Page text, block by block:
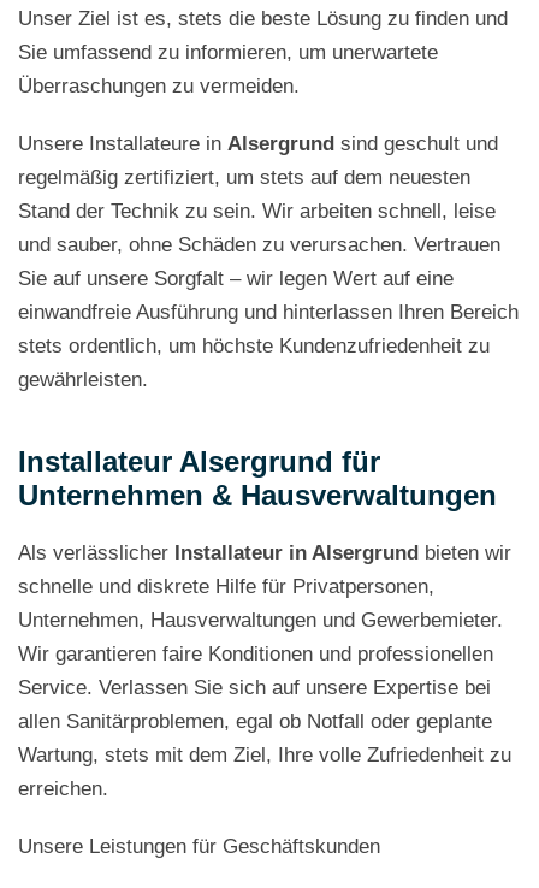
Unser Ziel ist es, stets die beste Lösung zu finden und
Sie umfassend zu informieren, um unerwartete
Überraschungen zu vermeiden.
Unsere Installateure in Alsergrund sind geschult und
regelmäßig zertifiziert, um stets auf dem neuesten
Stand der Technik zu sein. Wir arbeiten schnell, leise
und sauber, ohne Schäden zu verursachen. Vertrauen
Sie auf unsere Sorgfalt – wir legen Wert auf eine
einwandfreie Ausführung und hinterlassen Ihren Bereich
stets ordentlich, um höchste Kundenzufriedenheit zu
gewährleisten.
Installateur Alsergrund für
Unternehmen & Hausverwaltungen
Als verlässlicher Installateur in Alsergrund bieten wir
schnelle und diskrete Hilfe für Privatpersonen,
Unternehmen, Hausverwaltungen und Gewerbemieter.
Wir garantieren faire Konditionen und professionellen
Service. Verlassen Sie sich auf unsere Expertise bei
allen Sanitärproblemen, egal ob Notfall oder geplante
Wartung, stets mit dem Ziel, Ihre volle Zufriedenheit zu
erreichen.
Unsere Leistungen für Geschäftskunden